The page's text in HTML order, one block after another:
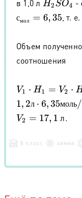
в 1,0 л H2SO4 -
смол
смо л=6 ,35 , т.
Объем
соотношения
V1 H 1=V 2⋅H 2
л моль
1,2л⋅6 , 35моль/л=V
V2 17 1 л.
8 класс химия